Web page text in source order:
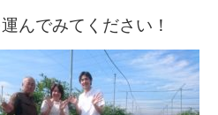
んでみてください！